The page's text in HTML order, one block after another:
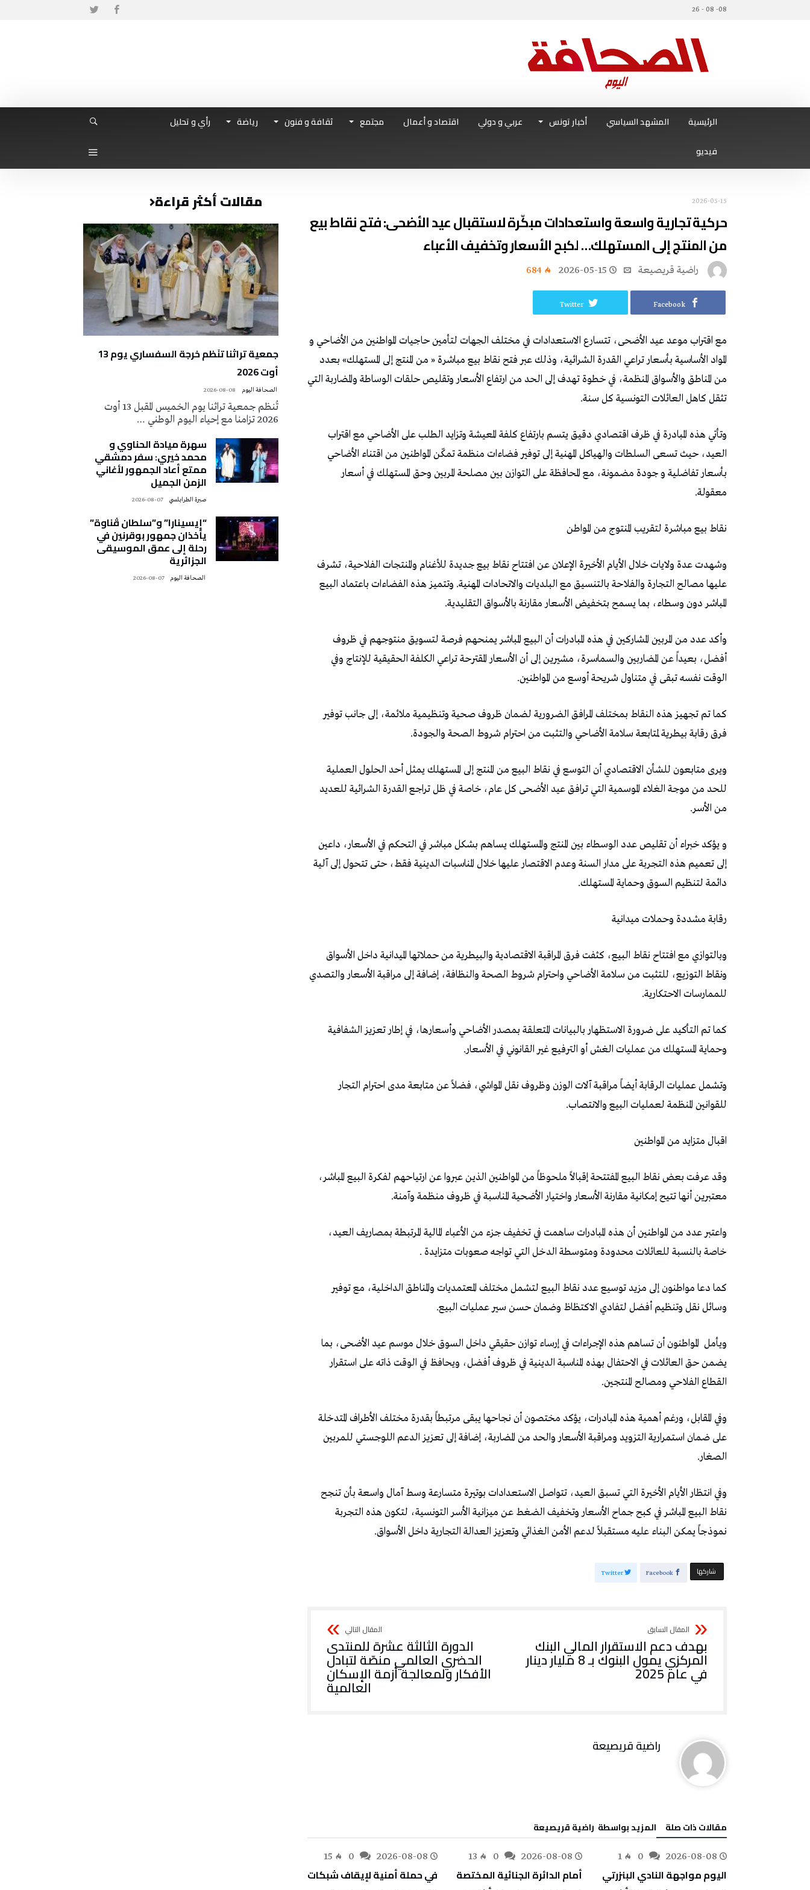
08- 08 - 26
الرئيسية المشهد السياسي أخبار تونس عربي و دولي اقتصاد و أعمال مجتمع ثقافة و فنون رياضة
رأي و تحليل
فيديو
2026-05-15
حركية تجارية واسعة واستعدادات مبكّرة لاستقبال عيد الأضحى: فتح نقاط بيع
من المنتج إلى المستهلك… لكبح الأسعار وتخفيف الأعباء
راضية قريصيعة 2026-05-15
684
Facebook
Twitter
مع اقتراب موعد عيد الأضحى، تتسارع الاستعدادات في مختلف الجهات لتأمين حاجيات المواطنين من الأضاحي و
المواد الأساسية بأسعار تراعي القدرة الشرائية، وذلك عبر فتح نقاط بيع مباشرة « من المنتج إلى المستهلك» بعدد
من المناطق والأسواق المنظمة، في خطوة تهدف إلى الحد من ارتفاع الأسعار وتقليص حلقات الوساطة والمضاربة التي
تثقل كاهل العائلات التونسية كل سنة.
وتأتي هذه المبادرة في ظرف اقتصادي دقيق يتسم بارتفاع كلفة المعيشة وتزايد الطلب على الأضاحي مع اقتراب
العيد، حيث تسعى السلطات والهياكل المهنية إلى توفير فضاءات منظمة تمكّن المواطنين من اقتناء الأضاحي
بأسعار تفاضلية و جودة مضمونة، مع المحافظة على التوازن بين مصلحة المربين وحق المستهلك في أسعار
معقولة.
نقاط بيع مباشرة لتقريب المنتوج من المواطن
وشهدت عدة ولايات خلال الأيام الأخيرة الإعلان عن افتتاح نقاط بيع جديدة للأغنام والمنتجات الفلاحية، تشرف
عليها مصالح التجارة والفلاحة بالتنسيق مع البلديات والاتحادات المهنية. وتتميز هذه الفضاءات باعتماد البيع
المباشر دون وسطاء، بما يسمح بتخفيض الأسعار مقارنة بالأسواق التقليدية.
وأكد عدد من المربين المشاركين في هذه المبادرات أن البيع المباشر يمنحهم فرصة لتسويق منتوجهم في ظروف
أفضل، بعيداً عن المضاربين والسماسرة، مشيرين إلى أن الأسعار المقترحة تراعي الكلفة الحقيقية للإنتاج وفي
الوقت نفسه تبقى في متناول شريحة أوسع من المواطنين.
كما تم تجهيز هذه النقاط بمختلف المرافق الضرورية لضمان ظروف صحية وتنظيمية ملائمة، إلى جانب توفير
فرق رقابة بيطرية لمتابعة سلامة الأضاحي والتثبت من احترام شروط الصحة والجودة.
ويرى متابعون للشأن الاقتصادي أن التوسع في نقاط البيع من المنتج إلى المستهلك يمثل أحد الحلول العملية
للحد من موجة الغلاء الموسمية التي ترافق عيد الأضحى كل عام، خاصة في ظل تراجع القدرة الشرائية للعديد
من الأسر.
و يؤكد خبراء أن تقليص عدد الوسطاء بين المنتج والمستهلك يساهم بشكل مباشر في التحكم في الأسعار، داعين
إلى تعميم هذه التجربة على مدار السنة وعدم الاقتصار عليها خلال المناسبات الدينية فقط، حتى تتحول إلى آلية
دائمة لتنظيم السوق وحماية المستهلك.
رقابة مشددة وحملات ميدانية
وبالتوازي مع افتتاح نقاط البيع، كثفت فرق المراقبة الاقتصادية والبيطرية من حملاتها الميدانية داخل الأسواق
ونقاط التوزيع، للتثبت من سلامة الأضاحي واحترام شروط الصحة والنظافة، إضافة إلى مراقبة الأسعار والتصدي
للممارسات الاحتكارية.
كما تم التأكيد على ضرورة الاستظهار بالبيانات المتعلقة بمصدر الأضاحي وأسعارها، في إطار تعزيز الشفافية
وحماية المستهلك من عمليات الغش أو الترفيع غير القانوني في الأسعار.
وتشمل عمليات الرقابة أيضاً مراقبة آلات الوزن وظروف نقل المواشي، فضلاً عن متابعة مدى احترام التجار
للقوانين المنظمة لعمليات البيع والانتصاب.
اقبال متزايد من المواطنين
وقد عرفت بعض نقاط البيع المفتتحة إقبالاً ملحوظاً من المواطنين الذين عبروا عن ارتياحهم لفكرة البيع المباشر،
معتبرين أنها تتيح إمكانية مقارنة الأسعار واختيار الأضحية المناسبة في ظروف منظمة وآمنة.
واعتبر عدد من المواطنين أن هذه المبادرات ساهمت في تخفيف جزء من الأعباء المالية المرتبطة بمصاريف العيد،
خاصة بالنسبة للعائلات محدودة ومتوسطة الدخل التي تواجه صعوبات متزايدة .
كما دعا مواطنون إلى مزيد توسيع عدد نقاط البيع لتشمل مختلف المعتمديات والمناطق الداخلية، مع توفير
وسائل نقل وتنظيم أفضل لتفادي الاكتظاظ وضمان حسن سير عمليات البيع.
ويأمل المواطنون أن تساهم هذه الإجراءات في إرساء توازن حقيقي داخل السوق خلال موسم عيد الأضحى، بما
يضمن حق العائلات في الاحتفال بهذه المناسبة الدينية في ظروف أفضل، ويحافظ في الوقت ذاته على استقرار
القطاع الفلاحي ومصالح المنتجين.
وفي المقابل، ورغم أهمية هذه المبادرات، يؤكد مختصون أن نجاحها يبقى مرتبطاً بقدرة مختلف الأطراف المتدخلة
على ضمان استمرارية التزويد ومراقبة الأسعار والحد من المضاربة، إضافة إلى تعزيز الدعم اللوجستي للمربين
الصغار.
وفي انتظار الأيام الأخيرة التي تسبق العيد، تتواصل الاستعدادات بوتيرة متسارعة وسط آمال واسعة بأن تنجح
نقاط البيع المباشر في كبح جماح الأسعار وتخفيف الضغط عن ميزانية الأسر التونسية، لتكون هذه التجربة
نموذجاً يمكن البناء عليه مستقبلاً لدعم الأمن الغذائي وتعزيز العدالة التجارية داخل الأسواق.
‫‫ شاركها‬ Facebook
Twitter
بهدف دعم الاستقرار المالي البنك
المركزي يمول البنوك بـ 8 مليار دينار
في عام 2025
الدورة الثالثة عشرة للمنتدى
الحضري العالمي منصّة لتبادل
الأفكار ولمعالجة أزمة الإسكان
العالمية
راضية قريصيعة
‫مقالات ذات صلة‬ ‫‫المزيد بواسطة‬ ‬ راضية قريصيعة
2026-08-08
1
اليوم مواجهة النادي البنزرتي
2026-08-08
13
أمام الدائرة الجنائية المختصة
2026-08-08
15
في حملة أمنية لإيقاف شبكات
مقالات أكثر قراءة
جمعية تراثنا تنَظم خرجة السفساري يوم 13
أوت 2026
2026-08-08
تُنظم جمعية تراثنا يوم الخميس المقبل 13 أوت
2026 تزامنا مع إحياء اليوم الوطني …
سهرة ميادة الحناوي و
محمد خيري: سفر دمشقي
ممتع أعاد الجمهور لأغاني
الزمن الجميل
صبرة الطرابلسي 2026-08-07
“إيسينارا” و”سلطان ڤناوة”
يأخذان جمهور بوقرنين في
رحلة إلى عمق الموسيقى
الجزائرية
2026-08-07